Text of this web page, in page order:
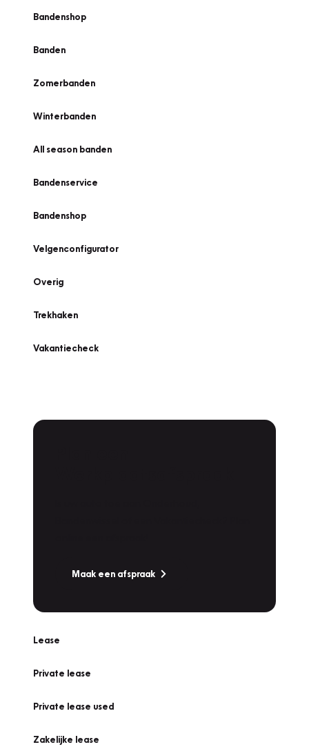
Bandenshop
Banden
Zomerbanden
Winterbanden
All season banden
Bandenservice
Bandenshop
Velgenconfigurator
Overig
Trekhaken
Vakantiecheck
Maak een afspraak
Lease
Private lease
Private lease used
Zakelijke lease